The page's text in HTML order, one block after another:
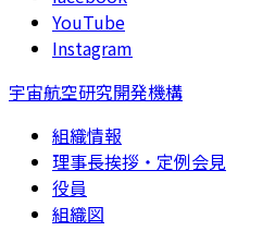
YouTube
Instagram
宇宙航空研究開発機構
組織情報
理事長挨拶・定例会見
役員
組織図